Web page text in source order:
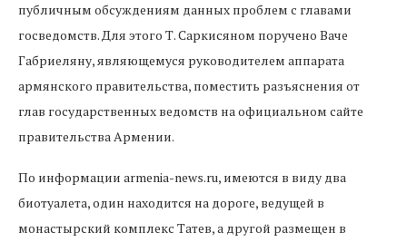
публичным обсуждениям данных проблем с главами
госведомств. Для этого Т. Саркисяном поручено Ваче
Габриеляну, являющемуся руководителем аппарата
армянского правительства, поместить разъяснения от
глав государственных ведомств на официальном сайте
правительства Армении.
По информации armenia-news.ru, имеются в виду два
биотуалета, один находится на дороге, ведущей в
монастырский комплекс Татев, а другой размещен в